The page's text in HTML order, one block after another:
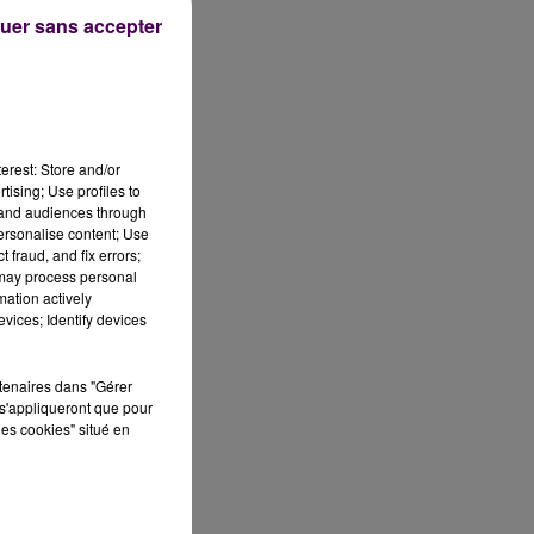
Store and/or
Use profiles to
audiences through
content; Use
fraud, and fix errors;
process personal
actively
Identify devices
dans "Gérer
que pour
cookies" situé en
sans accepter